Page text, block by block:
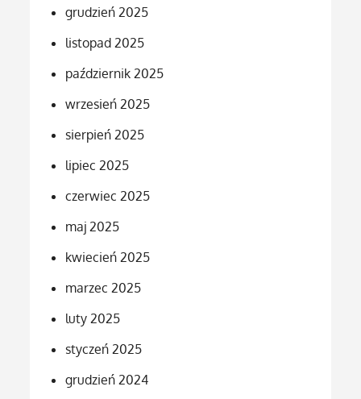
grudzień 2025
listopad 2025
październik 2025
wrzesień 2025
sierpień 2025
lipiec 2025
czerwiec 2025
maj 2025
kwiecień 2025
marzec 2025
luty 2025
styczeń 2025
grudzień 2024